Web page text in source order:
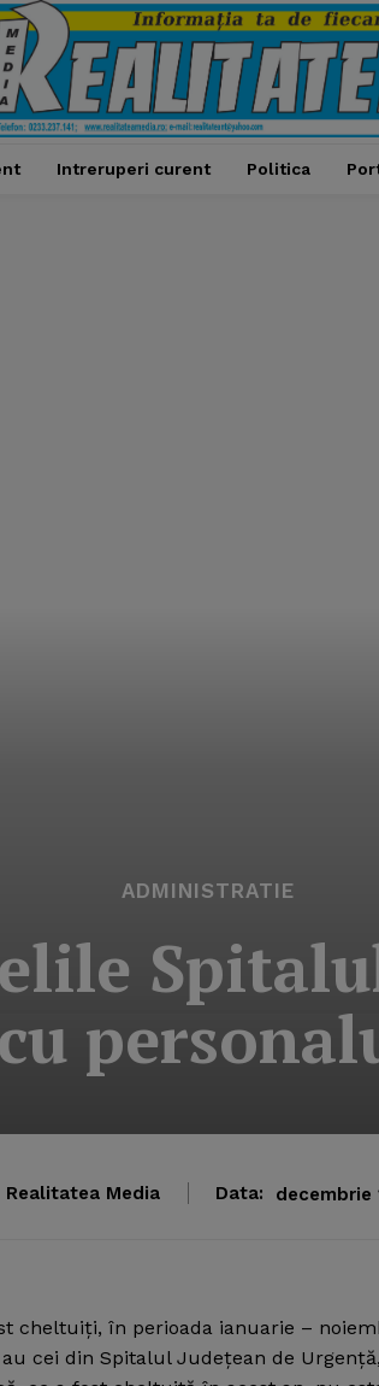
Intreruperi curent Politica
ADMINISTRATIE
cu
Realitatea Media Data: decembrie
cheltuiţi, în perioada ianuarie –
cei din Spitalul Judeţean de